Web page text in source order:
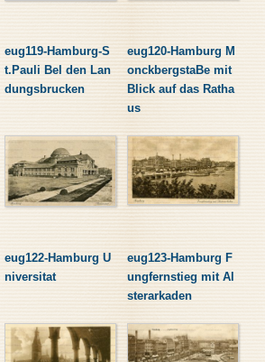
eug119-Hamburg-S
t.Pauli Bel den Lan
dungsbrucken
eug120-Hamburg M
onckbergstaBe mit
Blick auf das Ratha
us
eug122-Hamburg U
niversitat
eug123-Hamburg F
ungfernstieg mit Al
sterarkaden